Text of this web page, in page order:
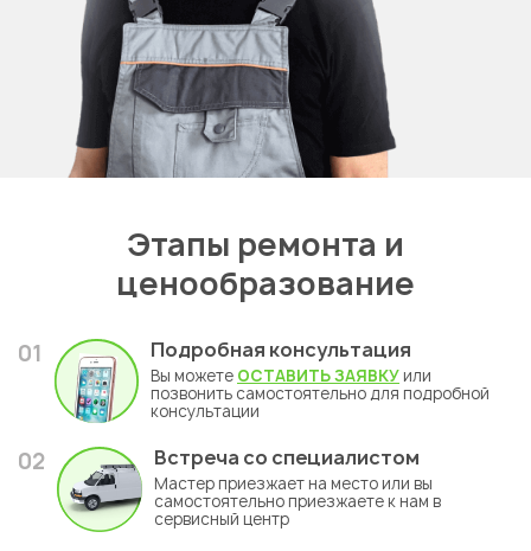
Этапы ремонта и
ценообразование
01 Подробная консультация
Вы можете ОСТАВИТЬ ЗАЯВКУ или
позвонить самостоятельно для подробной
консультации
02 Встреча со специалистом
Мастер приезжает на место или вы
самостоятельно приезжаете к нам в
сервисный центр